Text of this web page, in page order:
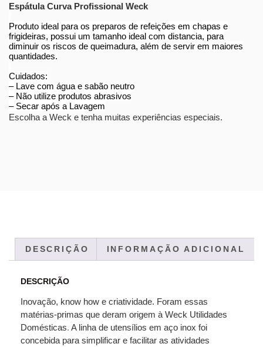
Espátula Curva Profissional Weck
Produto ideal para os preparos de refeições em chapas e
frigideiras, possui um tamanho ideal com distancia, para
diminuir os riscos de queimadura, além de servir em maiores
quantidades.
Cuidados:
– Lave com água e sabão neutro
– Não utilize produtos abrasivos
– Secar após a Lavagem
Escolha a Weck e tenha muitas experiências especiais.
DESCRIÇÃO INFORMAÇÃO ADICIONAL
DESCRIÇÃO
Inovação, know how e criatividade. Foram essas
matérias-primas que deram origem à Weck Utilidades
Domésticas. A linha de utensílios em aço inox foi
concebida para simplificar e facilitar as atividades